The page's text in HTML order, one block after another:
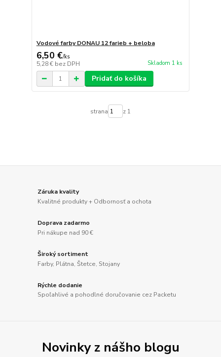
Vodové farby DONAU 12 farieb + beloba
6,50 €/ks
5,28 € bez DPH Skladom 1 ks
Pridať do košíka
strana z 1
Záruka kvality
Kvalitné produkty + Odbornosť a ochota
Doprava zadarmo
Pri nákupe nad 90 €
Široký sortiment
Farby, Plátna, Štetce, Stojany
Rýchle dodanie
Spoľahlivé a pohodlné doručovanie cez Packetu
Novinky z nášho blogu